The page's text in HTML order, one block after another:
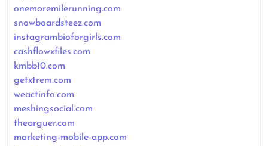
onemoremilerunning.com
snowboardsteez.com
instagrambioforgirls.com
cashflowxfiles.com
kmbb10.com
getxtrem.com
weactinfo.com
meshingsocial.com
thearguer.com
marketing-mobile-app.com